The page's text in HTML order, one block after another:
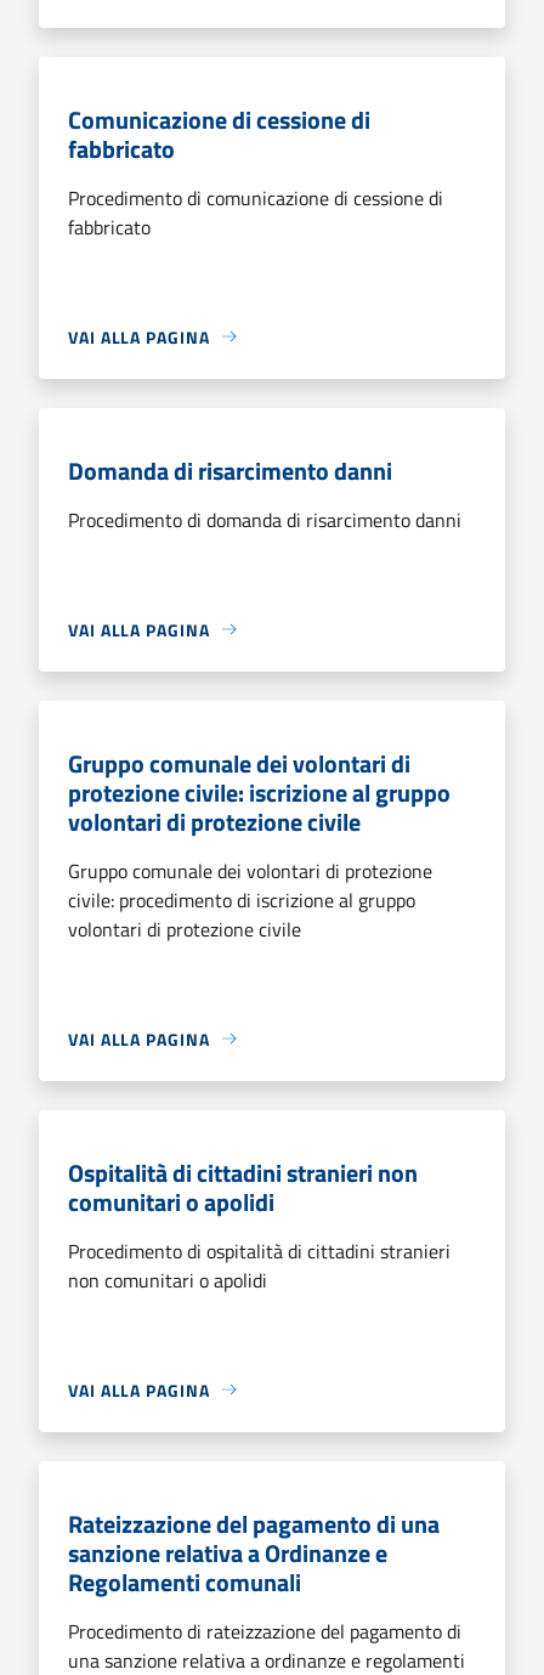
Comunicazione di cessione di
fabbricato
Procedimento di comunicazione di cessione di
fabbricato
VAI ALLA PAGINA
Domanda di risarcimento danni
Procedimento di domanda di risarcimento danni
VAI ALLA PAGINA
Gruppo comunale dei volontari di
protezione civile: iscrizione al gruppo
volontari di protezione civile
Gruppo comunale dei volontari di protezione
civile: procedimento di iscrizione al gruppo
volontari di protezione civile
VAI ALLA PAGINA
Ospitalità di cittadini stranieri non
comunitari o apolidi
Procedimento di ospitalità di cittadini stranieri
non comunitari o apolidi
VAI ALLA PAGINA
Rateizzazione del pagamento di una
sanzione relativa a Ordinanze e
Regolamenti comunali
Procedimento di rateizzazione del pagamento di
una sanzione relativa a ordinanze e regolamenti